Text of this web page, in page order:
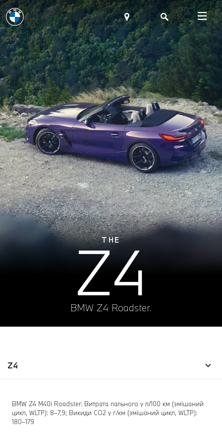
THE
Z4
BMW Z4 Roadster.
Z4
BMW Z4 M40i Roadster: Витрата пального у л/100 км (змішаний
цикл, WLTP): 8–7,9; Викиди СО2 у г/км (змішаний цикл, WLTP):
180–179